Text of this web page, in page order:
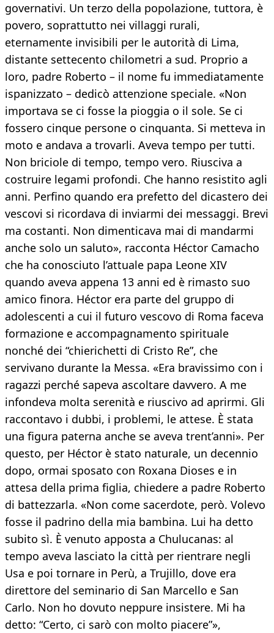
governativi. Un terzo della popolazione, tuttora, è
povero, soprattutto nei villaggi rurali,
eternamente invisibili per le autorità di Lima,
distante settecento chilometri a sud. Proprio a
loro, padre Roberto – il nome fu immediatamente
ispanizzato – dedicò attenzione speciale. «Non
importava se ci fosse la pioggia o il sole. Se ci
fossero cinque persone o cinquanta. Si metteva in
moto e andava a trovarli. Aveva tempo per tutti.
Non briciole di tempo, tempo vero. Riusciva a
costruire legami profondi. Che hanno resistito agli
anni. Perfino quando era prefetto del dicastero dei
vescovi si ricordava di inviarmi dei messaggi. Brevi
ma costanti. Non dimenticava mai di mandarmi
anche solo un saluto», racconta Héctor Camacho
che ha conosciuto l’attuale papa Leone XIV
quando aveva appena 13 anni ed è rimasto suo
amico finora. Héctor era parte del gruppo di
adolescenti a cui il futuro vescovo di Roma faceva
formazione e accompagnamento spirituale
nonché dei “chierichetti di Cristo Re”, che
servivano durante la Messa. «Era bravissimo con i
ragazzi perché sapeva ascoltare davvero. A me
infondeva molta serenità e riuscivo ad aprirmi. Gli
raccontavo i dubbi, i problemi, le attese. È stata
una figura paterna anche se aveva trent’anni». Per
questo, per Héctor è stato naturale, un decennio
dopo, ormai sposato con Roxana Dioses e in
attesa della prima figlia, chiedere a padre Roberto
di battezzarla. «Non come sacerdote, però. Volevo
fosse il padrino della mia bambina. Lui ha detto
subito sì. È venuto apposta a Chulucanas: al
tempo aveva lasciato la città per rientrare negli
Usa e poi tornare in Perù, a Trujillo, dove era
direttore del seminario di San Marcello e San
Carlo. Non ho dovuto neppure insistere. Mi ha
detto: “Certo, ci sarò con molto piacere”»,